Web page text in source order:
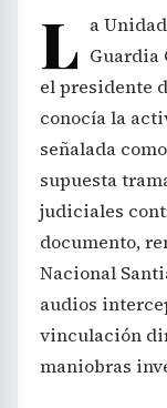
L a
Guardia
el presidente
conocía la
señalada
supuesta
judiciales
documento,
Nacional
audios
vinculación
maniobras